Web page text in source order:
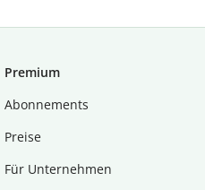
Premium
Abon­ne­ments
Preise
Für Unternehmen